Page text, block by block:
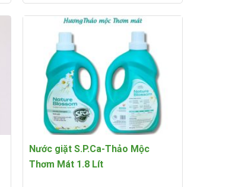
Nước giặt S.P.Ca-Thảo Mộc
Thơm Mát 1.8 Lít